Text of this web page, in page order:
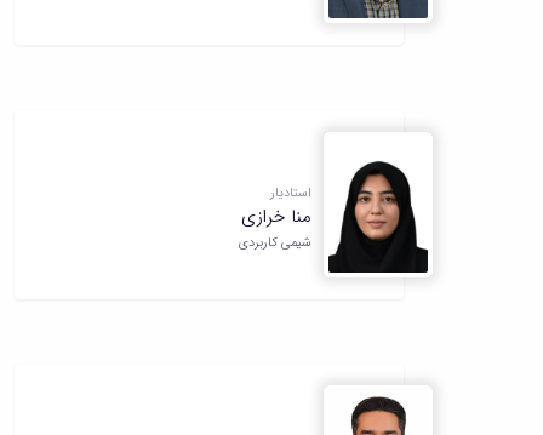
استادیار
منا خرازی
شیمی کاربردی